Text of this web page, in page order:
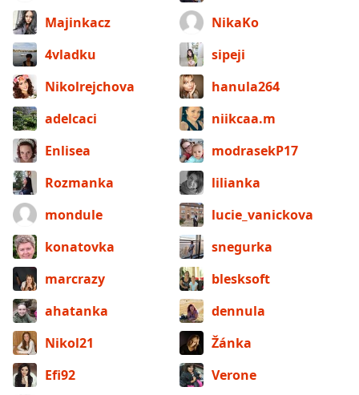
Majinkacz
NikaKo
4vladku
sipeji
Nikolrejchova
hanula264
adelcaci
niikcaa.m
Enlisea
modrasekP17
Rozmanka
lilianka
mondule
lucie_vanickova
konatovka
snegurka
marcrazy
blesksoft
ahatanka
dennula
Nikol21
Žánka
Efi92
Verone